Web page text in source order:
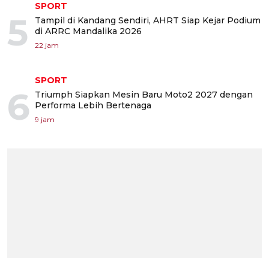
5
SPORT
Tampil di Kandang Sendiri, AHRT Siap Kejar Podium
di ARRC Mandalika 2026
22 jam
6
SPORT
Triumph Siapkan Mesin Baru Moto2 2027 dengan
Performa Lebih Bertenaga
9 jam